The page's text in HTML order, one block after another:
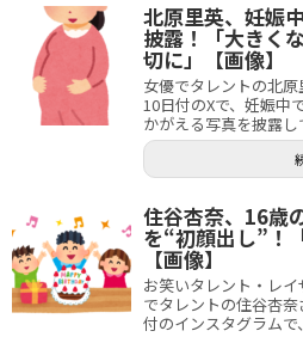
北原里英、妊娠
披露！「大きく
切に」【画像】
女優でタレントの北
10日付のXで、妊娠中
かがえる写真を披露
住谷杏奈、16歳
を“初顔出し”！
【画像】
お笑いタレント・レ
でタレントの住谷杏
付のインスタグラムで